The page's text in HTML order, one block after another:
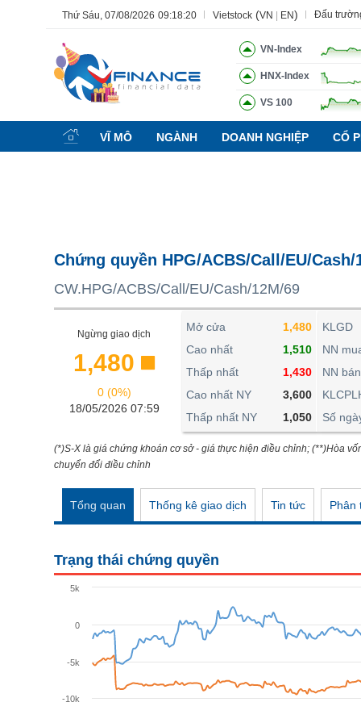
Thứ Sáu, 07/08/2026 09:18:21 Vietstock (VN EN) Đấu
VN-Index
HNX-Index
VS 100
VĨ MÔ NGÀNH DOANH NGHIỆP CỔ
Chứng quyền HPG/ACBS/Call/EU/Cash/
CW.HPG/ACBS/Call/EU/Cash/12M/69
Ngừng giao dịch
1,480
0 (0%)
18/05/2026 07:59
Mở cửa
1,480
Cao nhất
1,510
Thấp nhất
1,430
Cao nhất NY
3,600
Thấp nhất NY
1,050
KLGD
NN
NN bán
Số
(*)S-X là giá chứng khoán cơ sở - giá thực hiện điều chỉnh; (**)Hòa
chuyển đổi điều chỉnh
Tổng quan Thống kê giao dịch Tin tức Phân
Trạng thái chứng quyền
-10k
-5k
0
5k
Tính năng Ngành Mã chứng khoán Lãnh
BẤT ĐỘNG SẢN
TÀI CHÍNH
KINH TẾ
THẾ GIỚI
ĐÔNG DƯƠNG
PHÂN TÍCH
VS-SECTOR
NGUYÊN VẬT LIỆU
TIÊU DÙNG KHÔNG THIẾT YẾU
TIÊU DÙNG THIẾT YẾU
CHĂM SÓC SỨC KHỎE